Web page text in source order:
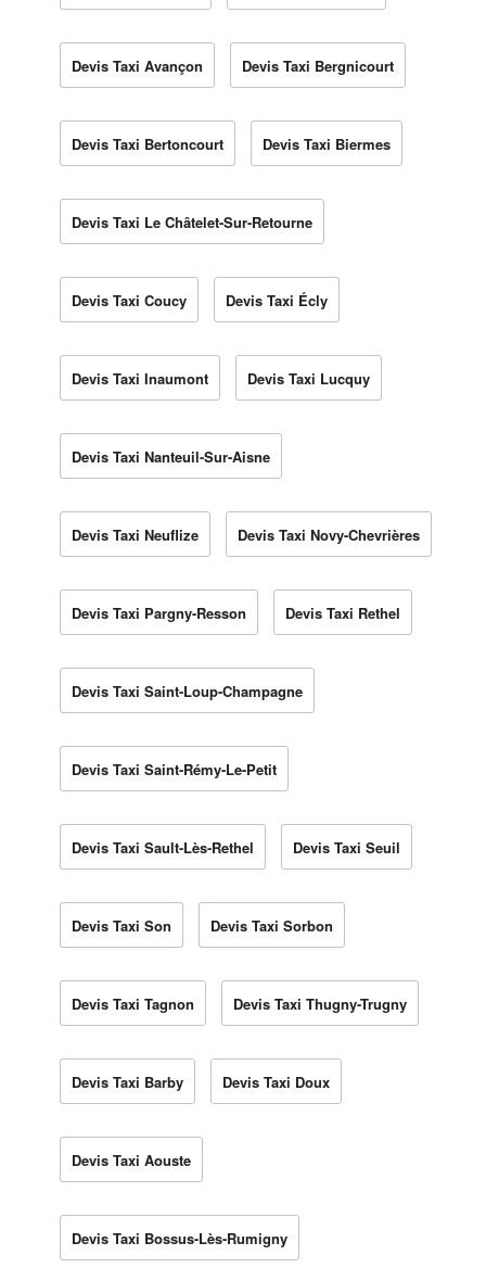
Devis Taxi Avançon Devis Taxi Bergnicourt
Devis Taxi Bertoncourt Devis Taxi Biermes
Devis Taxi Le Châtelet-Sur-Retourne
Devis Taxi Coucy Devis Taxi Écly
Devis Taxi Inaumont Devis Taxi Lucquy
Devis Taxi Nanteuil-Sur-Aisne
Devis Taxi Neuflize Devis Taxi Novy-Chevrières
Devis Taxi Pargny-Resson Devis Taxi Rethel
Devis Taxi Saint-Loup-Champagne
Devis Taxi Saint-Rémy-Le-Petit
Devis Taxi Sault-Lès-Rethel Devis Taxi Seuil
Devis Taxi Son Devis Taxi Sorbon
Devis Taxi Tagnon Devis Taxi Thugny-Trugny
Devis Taxi Barby Devis Taxi Doux
Devis Taxi Aouste
Devis Taxi Bossus-Lès-Rumigny